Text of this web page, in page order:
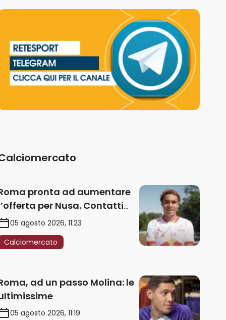
pronta ad aumentare
per Nusa. Contatti
per Fofana
05 agosto 2026, 11:23
Calciomercato
ad un passo Molina: le
05 agosto 2026, 11:19